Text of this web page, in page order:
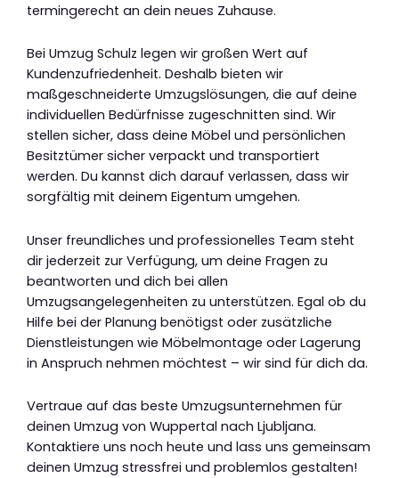
termingerecht an dein neues Zuhause.
Bei Umzug Schulz legen wir großen Wert auf
Kundenzufriedenheit. Deshalb bieten wir
maßgeschneiderte Umzugslösungen, die auf deine
individuellen Bedürfnisse zugeschnitten sind. Wir
stellen sicher, dass deine Möbel und persönlichen
Besitztümer sicher verpackt und transportiert
werden. Du kannst dich darauf verlassen, dass wir
sorgfältig mit deinem Eigentum umgehen.
Unser freundliches und professionelles Team steht
dir jederzeit zur Verfügung, um deine Fragen zu
beantworten und dich bei allen
Umzugsangelegenheiten zu unterstützen. Egal ob du
Hilfe bei der Planung benötigst oder zusätzliche
Dienstleistungen wie Möbelmontage oder Lagerung
in Anspruch nehmen möchtest – wir sind für dich da.
Vertraue auf das beste Umzugsunternehmen für
deinen Umzug von Wuppertal nach Ljubljana.
Kontaktiere uns noch heute und lass uns gemeinsam
deinen Umzug stressfrei und problemlos gestalten!